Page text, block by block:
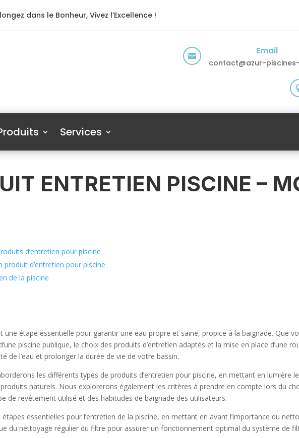
dans le Bonheur, Vivez l’Excellence !
 Email
contact@azur-
Services
ENTRETIEN PISCINE –
d’entretien pour piscine
produit d’entretien pour piscine
de la piscine
une étape essentielle pour garantir une eau propre et saine, propice à la baignade. Que
piscine publique, le choix des produits d’entretien adaptés et la mise en place d’une
de l’eau et prolonger la durée de vie de votre bassin.
les différents types de produits d’entretien pour piscine, en mettant en lumière
naturels. Nous explorerons également les critères à prendre en compte lors du
de revêtement utilisé et des habitudes de baignade des utilisateurs.
essentielles pour l’entretien de la piscine, en mettant en avant l’importance du
du nettoyage régulier du filtre pour assurer un fonctionnement optimal du système de